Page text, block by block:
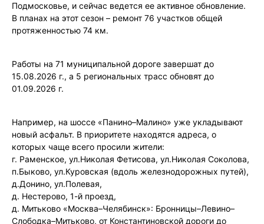
Подмосковье, и сейчас ведется ее активное обновление.
В планах на этот сезон – ремонт 76 участков общей
протяженностью 74 км.
Работы на 71 муниципальной дороге завершат до
15.08.2026 г., а 5 региональных трасс обновят до
01.09.2026 г.
Например, на шоссе «Панино–Малино» уже укладывают
новый асфальт. В приоритете находятся адреса, о
которых чаще всего просили жители:
г. Раменское, ул.Николая Фетисова, ул.Николая Соколова,
п.Быково, ул.Куровская (вдоль железнодорожных путей),
д.Донино, ул.Полевая,
д. Нестерово, 1-й проезд,
д. Митьково «Москва–Челябинск»: Бронницы–Левино–
Слободка–Митьково, от Константиновской дороги до